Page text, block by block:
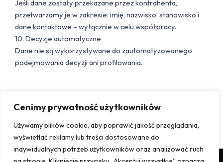
Cenimy prywatność użytkowników
Używamy plików cookie, aby poprawić jakość przeglądania,
wyświetlać reklamy lub treści dostosowane do
indywidualnych potrzeb użytkowników oraz analizować ruch
Jeśli dane zostały przekazane przez kontrahenta,
przetwarzamy je w zakresie: imię, nazwisko, stanowisko i
dane kontaktowe – wyłącznie w celu współpracy.
10. Decyzje automatyczne
Dane nie są wykorzystywane do zautomatyzowanego
podejmowania decyzji ani profilowania.